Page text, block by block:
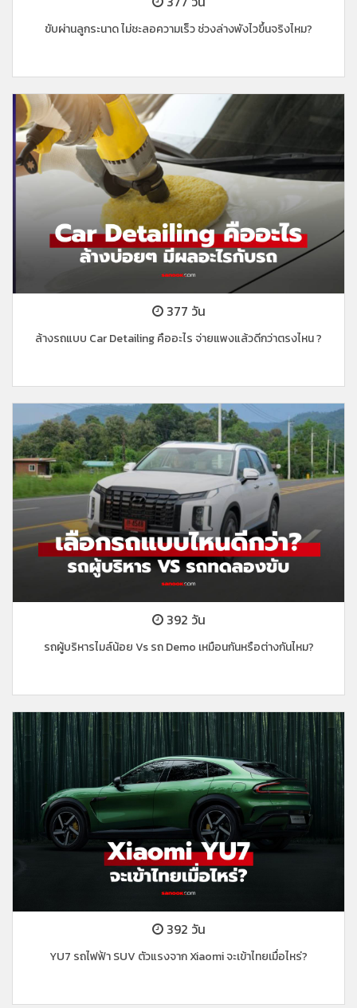
ขับผ่านลูกระนาด ไม่ชะลอความเร็ว ช่วงล่างพังไวขึ้นจริงไหม?
377 วัน
ล้างรถแบบ Car Detailing คืออะไร จ่ายแพงแล้วดีกว่าตรงไหน ?
392 วัน
รถผู้บริหารไมล์น้อย Vs รถ Demo เหมือนกันหรือต่างกันไหม?
392 วัน
YU7 รถไฟฟ้า SUV ตัวแรงจาก Xiaomi จะเข้าไทยเมื่อไหร่?